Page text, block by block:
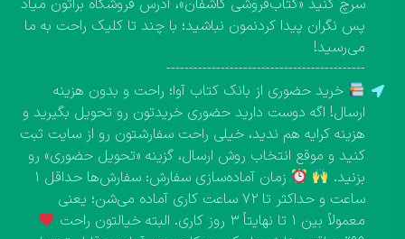
سرچ کنید «کتاب‌فروشی کاشفان»، آدرس فروشگاه براتون میاد
پس نگران پیدا کردنمون نباشید؛ با چند تا کلیک راحت به ما
می‌رسید!
--------------------------------------------
خرید حضوری از بانک کتاب آوا؛ راحت و بدون هزینه
ارسال! اگه دوست دارید حضوری خریدتون رو تحویل بگیرید و
هزینه کرایه هم ندید، خیلی راحت سفارشتون رو از سایت ثبت
کنید و موقع انتخاب روش ارسال، گزینه «تحویل حضوری» رو
بزنید.
زمان آماده‌سازی سفارش: سفارش‌ها حداقل ۱
ساعت و حداکثر تا ۷۲ ساعت کاری آماده می‌شن؛ یعنی
معمولاً بین ۱ تا نهایتاً ۳ روز کاری. البته خیالتون راحت